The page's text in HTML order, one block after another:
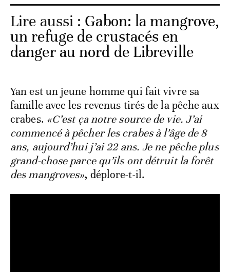
Lire aussi : Gabon: la mangrove,
un refuge de crustacés en
danger au nord de Libreville
Yan est un jeune homme qui fait vivre sa
famille avec les revenus tirés de la pêche aux
crabes. «C’est ça notre source de vie. J’ai
commencé à pêcher les crabes à l’âge de 8
ans, aujourd’hui j’ai 22 ans. Je ne pêche plus
grand-chose parce qu’ils ont détruit la forêt
des mangroves», déplore-t-il.